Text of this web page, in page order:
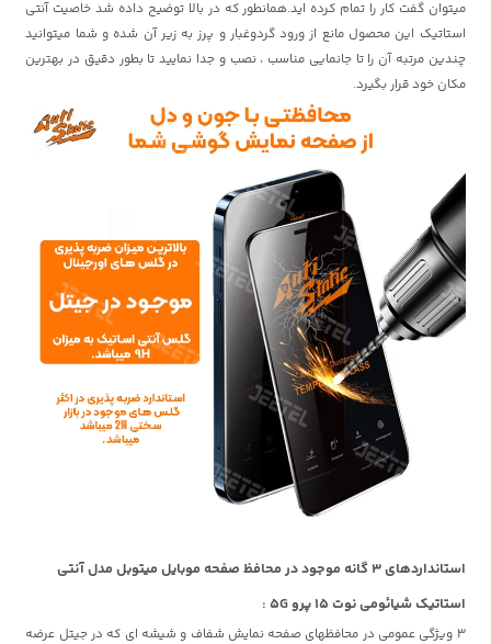
میتوان گفت کار را تمام کرده اید.همانطور که در بالا توضیح داده شد خاصیت آنتی
استاتیک این محصول مانع از ورود گردوغبار و پرز به زیر آن شده و شما میتوانید
چندین مرتبه آن را تا جانمایی مناسب ، نصب و جدا نمایید تا بطور دقیق در بهترین
مکان خود قرار بگیرد.
استانداردهای 3 گانه موجود در محافظ صفحه موبایل میتوبل مدل آنتی
استاتیک شیائومی نوت 15 پرو 5G :
3 ویژگی عمومی در محافظهای صفحه نمایش شفاف و شیشه ای که در جیتل عرضه